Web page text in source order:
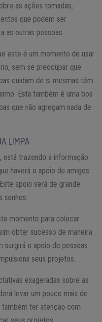
as ações tomadas,
que podem ser
as outras pessoas.
este é um momento de usar
sem se preocupar que
cuidam de si mesmas têm
Esta também é uma boa
que não agregam nada de
LIMPA
está trazendo a informação
haverá o apoio de amigos
apoio será de grande
sonhos.
momento para colocar
obter sucesso de maneira
surgirá o apoio de pessoas
seus projetos.
exageradas sobre as
levar um pouco mais de
ter atenção com
seus projetos.